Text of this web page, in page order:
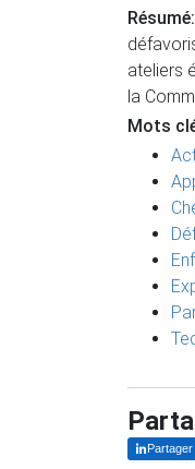
Résumé:
ateliers
la
Mots
Partager